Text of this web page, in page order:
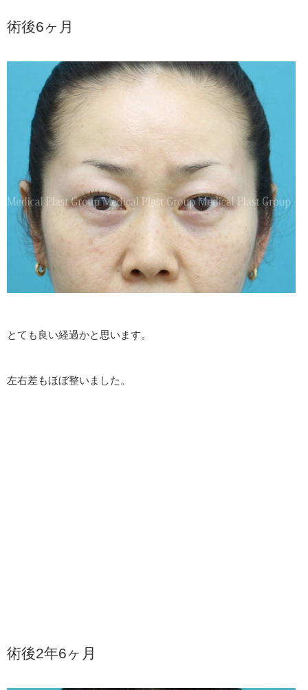
術後6ヶ月
とても良い経過かと思います。
左右差もほぼ整いました。
術後2年6ヶ月